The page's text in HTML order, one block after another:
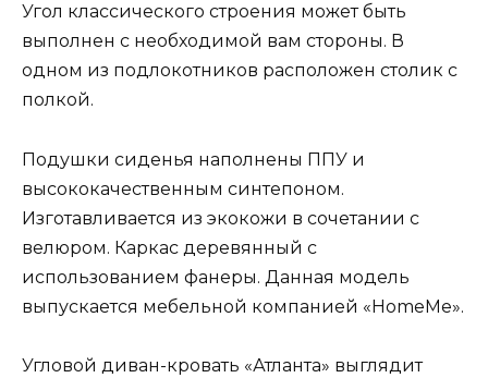
Угол классического строения может быть
выполнен с необходимой вам стороны. В
одном из подлокотников расположен столик с
полкой.
Подушки сиденья наполнены ППУ и
высококачественным синтепоном.
Изготавливается из экокожи в сочетании с
велюром. Каркас деревянный с
использованием фанеры. Данная модель
выпускается мебельной компанией «HomeMe».
Угловой диван-кровать «Атланта» выглядит